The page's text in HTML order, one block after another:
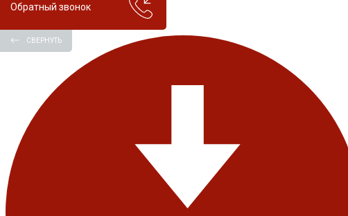
Обратный звонок
СВЕРНУТЬ